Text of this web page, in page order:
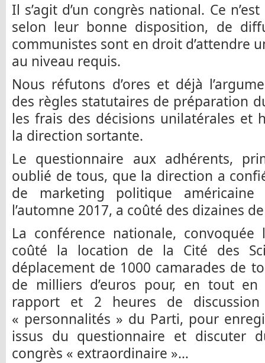
Il s’agit d’un congrès national. Ce
selon leur bonne disposition, de
communistes sont en droit d’attendre
au niveau requis.
Nous réfutons d’ores et déjà
des règles statutaires de préparation
les frais des décisions unilatérales et
la direction sortante.
Le questionnaire aux adhérents,
oublié de tous, que la direction a
de marketing politique
l’automne 2017, a coûté des dizaines
La conférence nationale,
coûté la location de la Cité des
déplacement de 1000 camarades de
de milliers d’euros pour, en tout
rapport et 2 heures de discussion
« personnalités » du Parti, pour
issus du questionnaire et discuter
congrès « extraordinaire »…